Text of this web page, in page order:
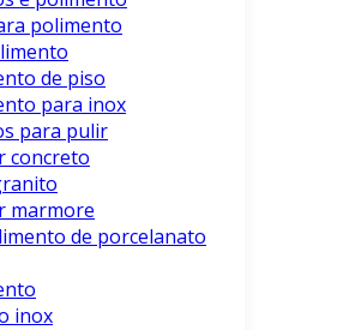
polimento
de piso
para inox
para pulir
concreto
marmore
de porcelanato
inox